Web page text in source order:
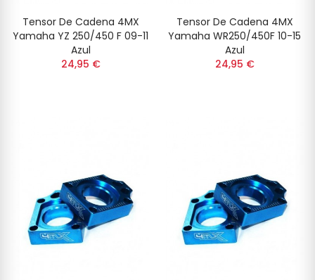
Tensor De Cadena 4MX
Yamaha YZ 250/450 F 09-11
Azul
24,95 €
Tensor De Cadena 4MX
Yamaha WR250/450F 10-15
Azul
24,95 €